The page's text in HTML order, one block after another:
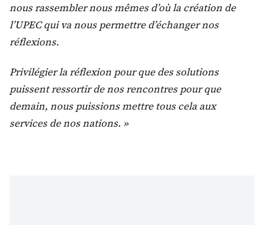
nous rassembler nous mêmes d’où la création de
l’UPEC qui va nous permettre d’échanger nos
réflexions.
Privilégier la réflexion pour que des solutions
puissent ressortir de nos rencontres pour que
demain, nous puissions mettre tous cela aux
services de nos nations. »